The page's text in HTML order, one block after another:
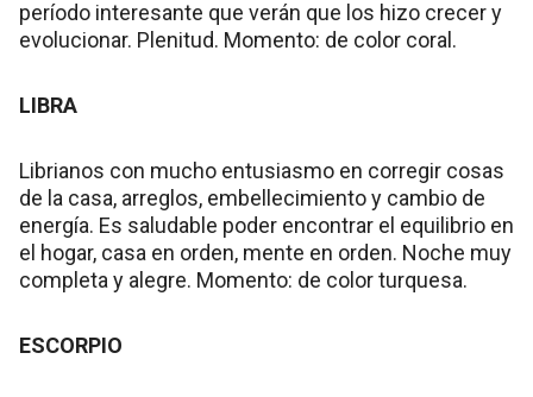
período interesante que verán que los hizo crecer y
evolucionar. Plenitud. Momento: de color coral.
LIBRA
Librianos con mucho entusiasmo en corregir cosas
de la casa, arreglos, embellecimiento y cambio de
energía. Es saludable poder encontrar el equilibrio en
el hogar, casa en orden, mente en orden. Noche muy
completa y alegre. Momento: de color turquesa.
ESCORPIO